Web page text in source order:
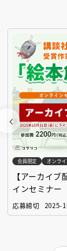
会員限定 オンライ
【アーカイ
インセミナー
「絵本創作実
応募締切 2025-